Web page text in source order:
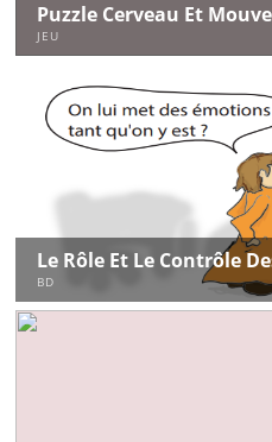
Puzzle Cerveau Et
JEU
Le Rôle Et Le Contrôle
BD